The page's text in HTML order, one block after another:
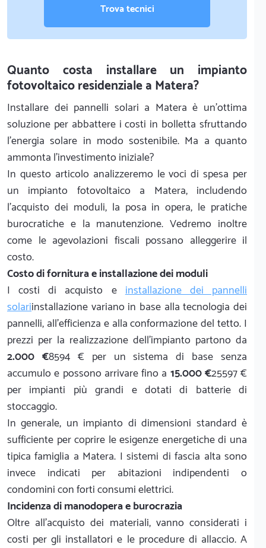
Trova tecnici
Quanto costa installare un impianto
fotovoltaico residenziale a Matera?
Installare dei pannelli solari a Matera è un'ottima
soluzione per abbattere i costi in bolletta sfruttando
l'energia solare in modo sostenibile. Ma a quanto
ammonta l'investimento iniziale?
In questo articolo analizzeremo le voci di spesa per
un impianto fotovoltaico a Matera, includendo
l'acquisto dei moduli, la posa in opera, le pratiche
burocratiche e la manutenzione. Vedremo inoltre
come le agevolazioni fiscali possano alleggerire il
costo.
Costo di fornitura e installazione dei moduli
I costi di acquisto einstallazione dei pannelli
solariinstallazione variano in base alla tecnologia dei
pannelli, all'efficienza e alla conformazione del tetto. I
prezzi per la realizzazione dell'impianto partono da
2.000 €8594 € per un sistema di base senza
accumulo e possono arrivare fino a 15.000 €25597 €
per impianti più grandi e dotati di batterie di
stoccaggio.
In generale, un impianto di dimensioni standard è
sufficiente per coprire le esigenze energetiche di una
tipica famiglia a Matera. I sistemi di fascia alta sono
invece indicati per abitazioni indipendenti o
condomini con forti consumi elettrici.
Incidenza di manodopera e burocrazia
Oltre all'acquisto dei materiali, vanno considerati i
costi per gli installatori e le procedure di allaccio. A